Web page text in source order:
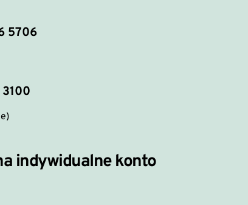
5706
indywidualne konto